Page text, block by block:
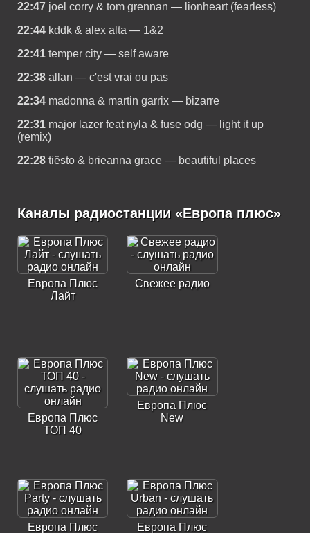
22:47 joel corry & tom grennan — lionheart (fearless)
22:44 kddk & alex alta — 1&2
22:41 temper city — self aware
22:38 allan — c'est vrai ou pas
22:34 madonna & martin garrix — bizarre
22:31 major lazer feat nyla & fuse odg — light it up
(remix)
22:28 tiësto & brieanna grace — beautiful places
Каналы радиостанции «Европа плюс»
Европа Плюс
Лайт
Свежее радио
Европа Плюс
ТОП 40
Европа Плюс
New
Европа Плюс Европа Плюс